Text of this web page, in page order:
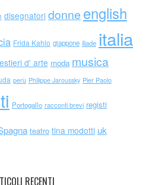
disegnatori donne english
Frida Kahlo giappone iliade italia
d' arte moda musica
perù Philippe Jaroussky Pier Paolo
Portogallo racconti brevi registi
teatro tina modotti uk
RECENTI